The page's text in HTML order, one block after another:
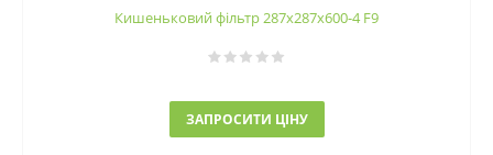
Кишеньковий фільтр 287х287х600-4 F9
ЗАПРОСИТИ ЦІНУ